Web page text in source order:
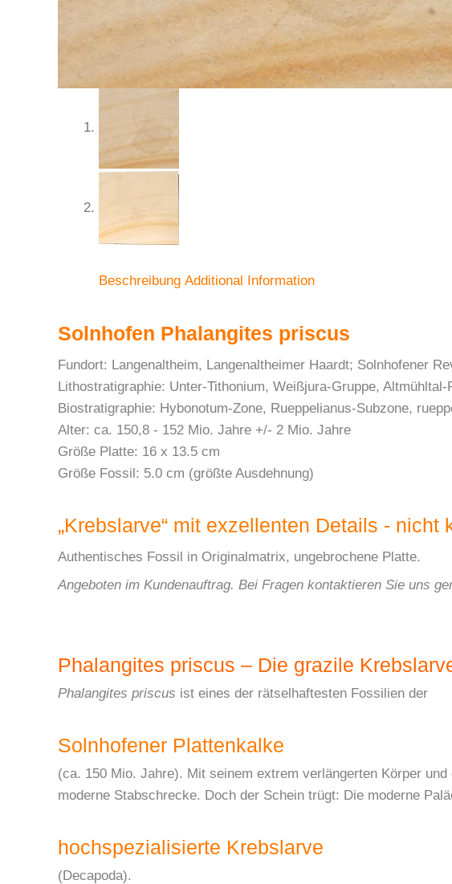
Beschreibung Additional Information
Solnhofen Phalangites priscus
Fundort: Langenaltheim, Langenaltheimer Haardt; Solnhofener
Lithostratigraphie: Unter-Tithonium, Weißjura-Gruppe,
Biostratigraphie: Hybonotum-Zone, Rueppelianus-Subzone,
Alter: ca. 150,8 - 152 Mio. Jahre +/- 2 Mio. Jahre
Größe Platte: 16 x 13.5 cm
Größe Fossil: 5.0 cm (größte Ausdehnung)
„Krebslarve“ mit exzellenten Details - nicht
Authentisches Fossil in Originalmatrix, ungebrochene Platte.
Angeboten im Kundenauftrag. Bei Fragen kontaktieren Sie uns
Phalangites priscus – Die grazile
Phalangites priscus ist eines der rätselhaftesten Fossilien der
Solnhofener Plattenkalke
(ca. 150 Mio. Jahre). Mit seinem extrem verlängerten Körper
moderne Stabschrecke. Doch der Schein trügt: Die moderne
hochspezialisierte Krebslarve
(Decapoda).